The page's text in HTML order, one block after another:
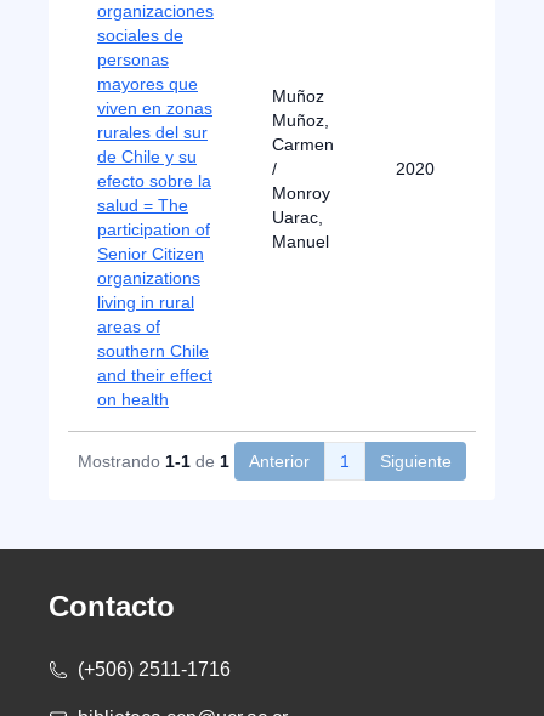
organizaciones
sociales de
personas
mayores que
viven en zonas
rurales del sur
de Chile y su
efecto sobre la
salud = The
participation of
Senior Citizen
organizations
living in rural
areas of
southern Chile
and their effect
on health
Muñoz
Muñoz,
Carmen
/
Monroy
Uarac,
Manuel
2020
Mostrando 1-1 de 1 Anterior 1 Siguiente
Contacto
(+506) 2511-1716